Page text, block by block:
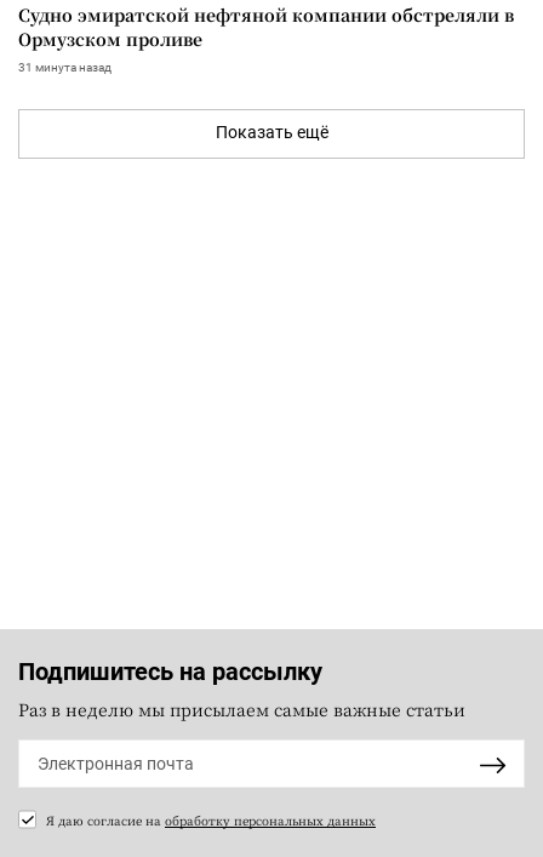
Судно эмиратской нефтяной компании обстреляли в
Ормузском проливе
31 минута назад
Показать ещё
Подпишитесь на рассылку
Раз в неделю мы присылаем самые важные статьи
Я даю согласие на обработку персональных данных